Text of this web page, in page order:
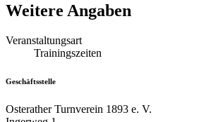
Weitere Angaben
Veranstaltungsart
Trainingszeiten
Geschäftsstelle
Osterather Turnverein 1893 e. V.